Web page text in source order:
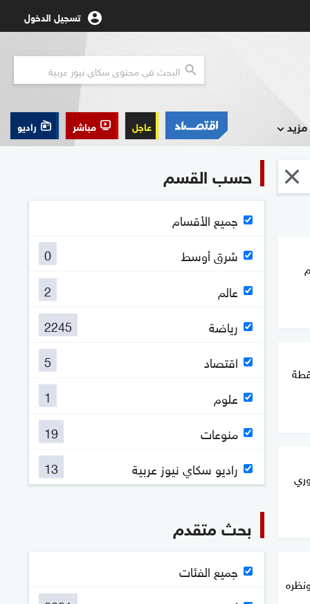
تسجيل الدخول
مزيد عاجل مباشر راديو
عاما.. ونظره
حسب القسم
جميع الأقسام
شرق أوسط
0
عالم
2
رياضة
2245
اقتصاد
5
علوم
1
منوعات
19
راديو سكاي نيوز عربية
13
بحث متقدم
جميع الفئات